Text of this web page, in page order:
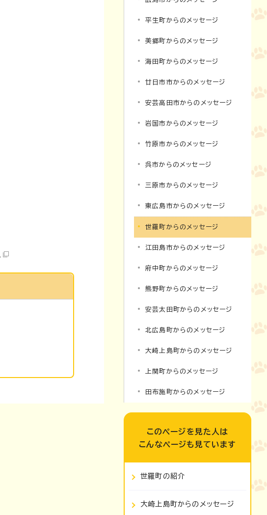
平生町からのメッセージ
美郷町からのメッセージ
海田町からのメッセージ
廿日市市からのメッセージ
安芸高田市からのメッセージ
岩国市からのメッセージ
竹原市からのメッセージ
呉市からのメッセージ
三原市からのメッセージ
東広島市からのメッセージ
世羅町からのメッセージ
江田島市からのメッセージ
府中町からのメッセージ
熊野町からのメッセージ
安芸太田町からのメッセージ
北広島町からのメッセージ
大崎上島町からのメッセージ
上関町からのメッセージ
田布施町からのメッセージ
このページを見た人は
こんなページも見ています
世羅町の紹介
大崎上島町からのメッセージ